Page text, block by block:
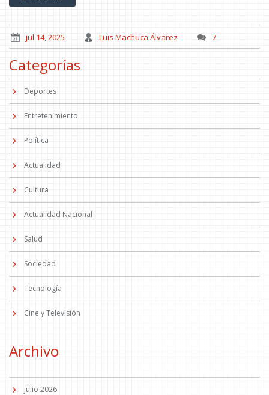
jul 14, 2025 Luis Machuca Álvarez 7
Categorías
Deportes
Entretenimiento
Política
Actualidad
Cultura
Actualidad Nacional
Salud
Sociedad
Tecnología
Cine y Televisión
Archivo
julio 2026